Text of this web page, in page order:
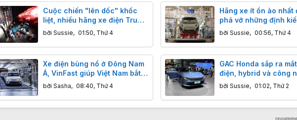
Cuộc chiến "lên dốc" khốc
liệt, nhiều hãng xe điện Trung
Quốc lao đao vì lợi nhuận
bởi Sussie, 01:50, Thứ 4
Hãng xe ít ồn ào nhất
phá vỡ những định
ngành xe điện Trung
bởi Sussie, 00:56, Thứ 4
Xe điện bùng nổ ở Đông Nam
Á, VinFast giúp Việt Nam bắt
kịp Thái Lan
bởi Sasha, 08:40, Thứ 4
GAC Honda sắp ra
điện, hybrid và công
thông minh
bởi Sussie, 01:02, Thứ 2